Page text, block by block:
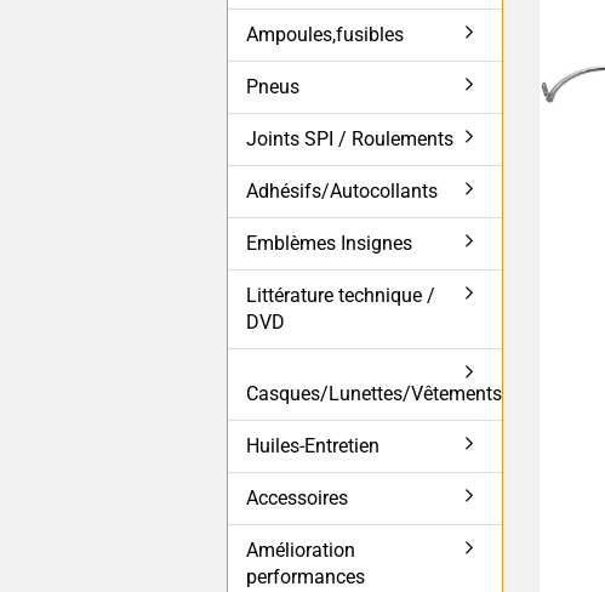
Ampoules,fusibles
Pneus
Joints SPI / Roulements
Adhésifs/Autocollants
Emblèmes Insignes
Littérature technique /
DVD
Casques/Lunettes/Vêtements
Huiles-Entretien
Accessoires
Amélioration
performances